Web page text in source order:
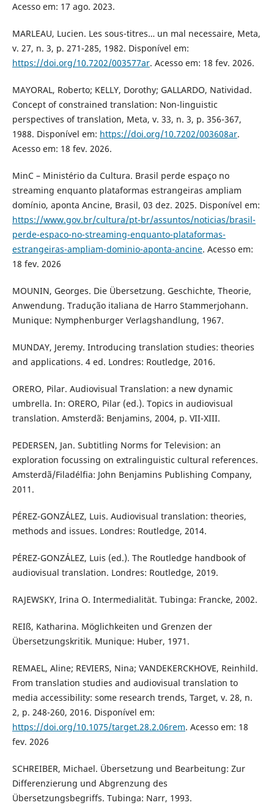
Acesso em: 17 ago. 2023.
MARLEAU, Lucien. Les sous-titres… un mal necessaire, Meta,
v. 27, n. 3, p. 271-285, 1982. Disponível em:
https://doi.org/10.7202/003577ar. Acesso em: 18 fev. 2026.
MAYORAL, Roberto; KELLY, Dorothy; GALLARDO, Natividad.
Concept of constrained translation: Non-linguistic
perspectives of translation, Meta, v. 33, n. 3, p. 356-367,
1988. Disponível em: https://doi.org/10.7202/003608ar.
Acesso em: 18 fev. 2026.
MinC – Ministério da Cultura. Brasil perde espaço no
streaming enquanto plataformas estrangeiras ampliam
domínio, aponta Ancine, Brasil, 03 dez. 2025. Disponível em:
https://www.gov.br/cultura/pt-br/assuntos/noticias/brasil-
perde-espaco-no-streaming-enquanto-plataformas-
estrangeiras-ampliam-dominio-aponta-ancine. Acesso em:
18 fev. 2026
MOUNIN, Georges. Die Übersetzung. Geschichte, Theorie,
Anwendung. Tradução italiana de Harro Stammerjohann.
Munique: Nymphenburger Verlagshandlung, 1967.
MUNDAY, Jeremy. Introducing translation studies: theories
and applications. 4 ed. Londres: Routledge, 2016.
ORERO, Pilar. Audiovisual Translation: a new dynamic
umbrella. In: ORERO, Pilar (ed.). Topics in audiovisual
translation. Amsterdã: Benjamins, 2004, p. VII-XIII.
PEDERSEN, Jan. Subtitling Norms for Television: an
exploration focussing on extralinguistic cultural references.
Amsterdã/Filadélfia: John Benjamins Publishing Company,
2011.
PÉREZ-GONZÁLEZ, Luis. Audiovisual translation: theories,
methods and issues. Londres: Routledge, 2014.
PÉREZ-GONZÁLEZ, Luis (ed.). The Routledge handbook of
audiovisual translation. Londres: Routledge, 2019.
RAJEWSKY, Irina O. Intermedialität. Tubinga: Francke, 2002.
REIß, Katharina. Möglichkeiten und Grenzen der
Übersetzungskritik. Munique: Huber, 1971.
REMAEL, Aline; REVIERS, Nina; VANDEKERCKHOVE, Reinhild.
From translation studies and audiovisual translation to
media accessibility: some research trends, Target, v. 28, n.
2, p. 248-260, 2016. Disponível em:
https://doi.org/10.1075/target.28.2.06rem. Acesso em: 18
fev. 2026
SCHREIBER, Michael. Übersetzung und Bearbeitung: Zur
Differenzierung und Abgrenzung des
Übersetzungsbegriffs. Tubinga: Narr, 1993.